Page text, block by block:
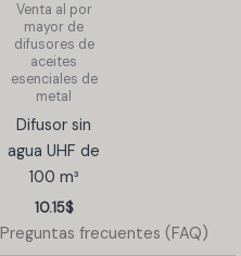
Venta al por
mayor de
difusores de
aceites
esenciales de
metal
Difusor sin
agua UHF de
100 m³
10.15$
Preguntas frecuentes (FAQ)